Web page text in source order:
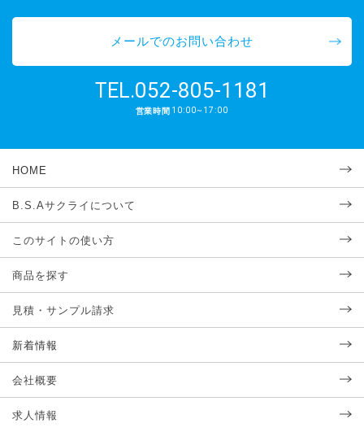
メールでのお問い合わせ
TEL.052-805-1181
営業時間 10:00~17:00
HOME
B.S.Aサクライについて
このサイトの使い方
商品を探す
見積・サンプル請求
新着情報
会社概要
求人情報